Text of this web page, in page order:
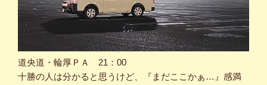
道央道・輪厚ＰＡ 21：00
十勝の人は分かると思うけど、『まだここかぁ…』感満